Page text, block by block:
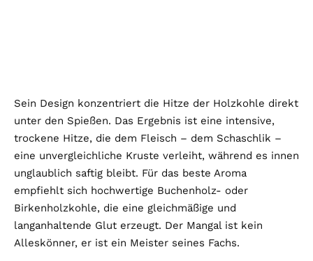
Sein Design konzentriert die Hitze der Holzkohle direkt
unter den Spießen. Das Ergebnis ist eine intensive,
trockene Hitze, die dem Fleisch – dem Schaschlik –
eine unvergleichliche Kruste verleiht, während es innen
unglaublich saftig bleibt. Für das beste Aroma
empfiehlt sich hochwertige Buchenholz- oder
Birkenholzkohle, die eine gleichmäßige und
langanhaltende Glut erzeugt. Der Mangal ist kein
Alleskönner, er ist ein Meister seines Fachs.